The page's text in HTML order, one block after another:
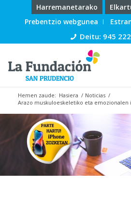
Harremanetarako
Prebentzio webgunea
Deitu: 945
Hemen zaude: Hasiera / Noticias /
Arazo muskuloeskeletiko eta emozionalen